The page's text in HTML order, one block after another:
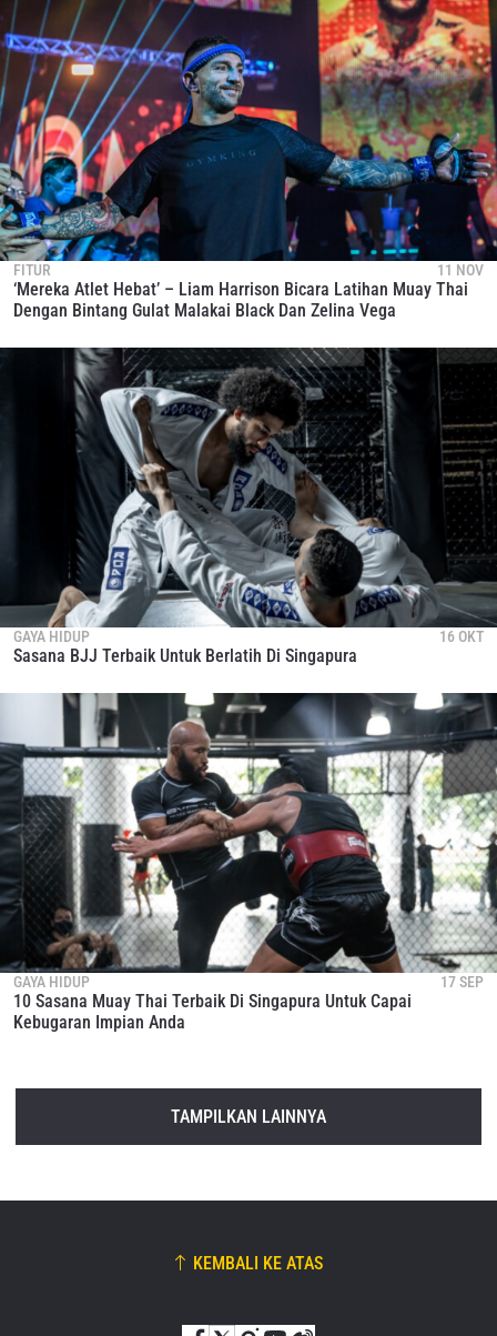
FITUR 11 NOV
‘Mereka Atlet Hebat’ – Liam Harrison Bicara Latihan Muay Thai
Dengan Bintang Gulat Malakai Black Dan Zelina Vega
GAYA HIDUP 16 OKT
Sasana BJJ Terbaik Untuk Berlatih Di Singapura
GAYA HIDUP 17 SEP
10 Sasana Muay Thai Terbaik Di Singapura Untuk Capai
Kebugaran Impian Anda
TAMPILKAN LAINNYA
KEMBALI KE ATAS